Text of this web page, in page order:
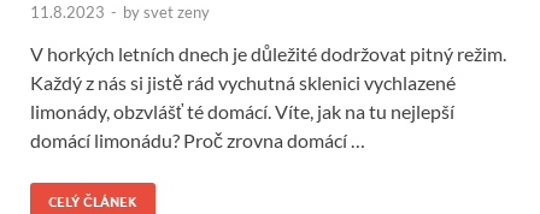
11.8.2023 - bysvet zeny
V horkých letních dnech je důležité dodržovat pitný režim.
Každý z nás si jistě rád vychutná sklenici vychlazené
limonády, obzvlášť té domácí. Víte, jak na tu nejlepší
domácí limonádu? Proč zrovna domácí …
CELÝ ČLÁNEK